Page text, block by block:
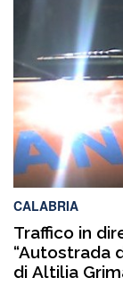
CALABRIA
Traffico in
“Autostrada
di Altilia